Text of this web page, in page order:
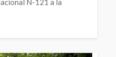
N-121 a la